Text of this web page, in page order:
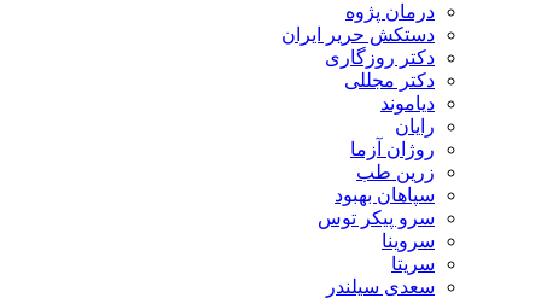
درمان پژوه
دستکش حریر ایران
دکتر روزگاری
دکتر مجللی
دیاموند
رایان
روژان آزما
زرین طب
سپاهان بهبود
سرو پیکر توس
سروینا
سریتا
سعدی سیلندر